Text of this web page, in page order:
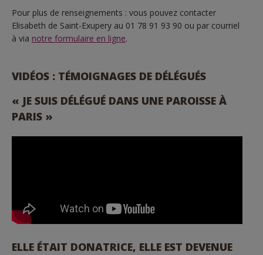
Pour plus de renseignements : vous pouvez contacter
Elisabeth de Saint-Exupery au 01 78 91 93 90 ou par courriel
à via notre formulaire en ligne.
VIDÉOS : TÉMOIGNAGES DE DÉLÉGUÉS
« JE SUIS DÉLÉGUÉ DANS UNE PAROISSE À
PARIS »
ELLE ÉTAIT DONATRICE, ELLE EST DEVENUE